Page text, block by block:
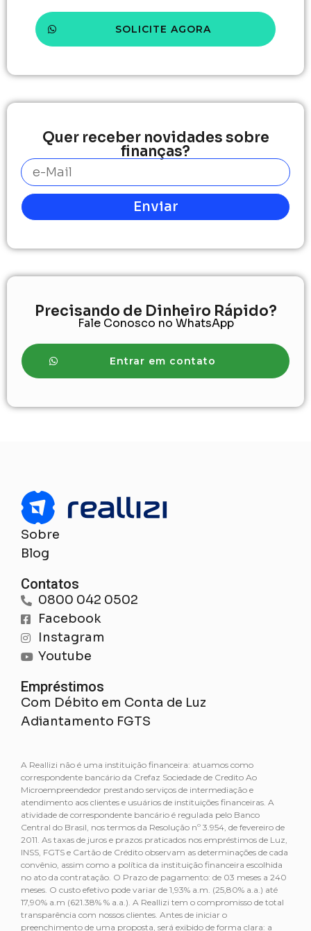
SOLICITE AGORA
Quer receber novidades sobre
finanças?
Enviar
Precisando de Dinheiro Rápido?
Fale Conosco no WhatsApp
Entrar em contato
Sobre
Blog
Contatos
0800 042 0502
Facebook
Instagram
Youtube
Empréstimos
Com Débito em Conta de Luz
Adiantamento FGTS
A Reallizi não é uma instituição financeira: atuamos como
correspondente bancário da Crefaz Sociedade de Credito Ao
Microempreendedor prestando serviços de intermediação e
atendimento aos clientes e usuários de instituições financeiras. A
atividade de correspondente bancário é regulada pelo Banco
Central do Brasil, nos termos da Resolução nº 3.954, de fevereiro de
2011. As taxas de juros e prazos praticados nos empréstimos de Luz,
INSS, FGTS e Cartão de Crédito observam as determinações de cada
convênio, assim como a política da instituição financeira escolhida
no ato da contratação. O Prazo de pagamento: de 03 meses a 240
meses. O custo efetivo pode variar de 1,93% a.m. (25,80% a.a.) até
17,90% a.m (621.38% % a.a.). A Reallizi tem o compromisso de total
transparência com nossos clientes. Antes de iniciar o
preenchimento de uma proposta, será exibido de forma clara: a